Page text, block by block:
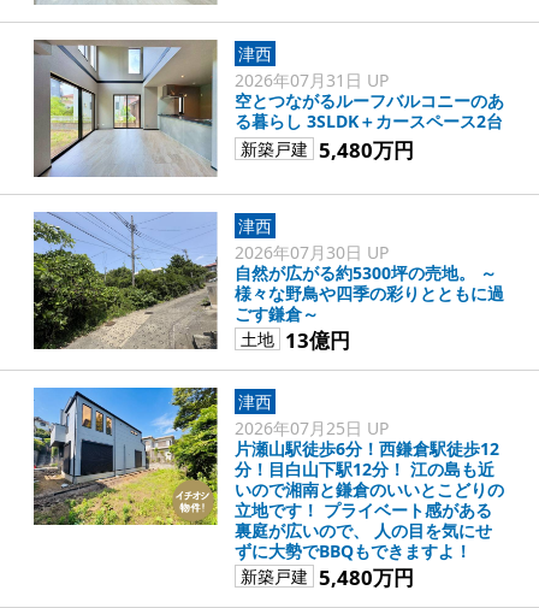
津西
2026年07月31日 UP
空とつながるルーフバルコニーのあ
る暮らし 3SLDK＋カースペース2台
新築戸建 5,480万円
津西
2026年07月30日 UP
自然が広がる約5300坪の売地。 ～
様々な野鳥や四季の彩りとともに過
ごす鎌倉～
土地 13億円
津西
2026年07月25日 UP
片瀬山駅徒歩6分！西鎌倉駅徒歩12
分！目白山下駅12分！ 江の島も近
いので湘南と鎌倉のいいとこどりの
立地です！ プライベート感がある
裏庭が広いので、 人の目を気にせ
ずに大勢でBBQもできますよ！
新築戸建 5,480万円